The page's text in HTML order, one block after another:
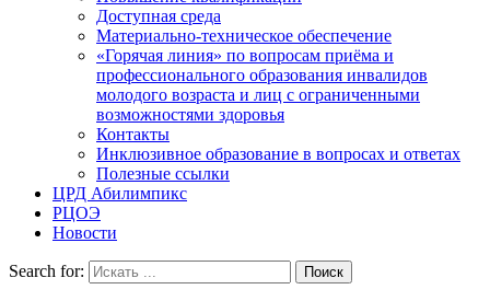
Доступная среда
Материально-техническое обеспечение
«Горячая линия» по вопросам приёма и
профессионального образования инвалидов
молодого возраста и лиц с ограниченными
возможностями здоровья
Контакты
Инклюзивное образование в вопросах и ответах
Полезные ссылки
ЦРД Абилимпикс
РЦОЭ
Новости
Search for: